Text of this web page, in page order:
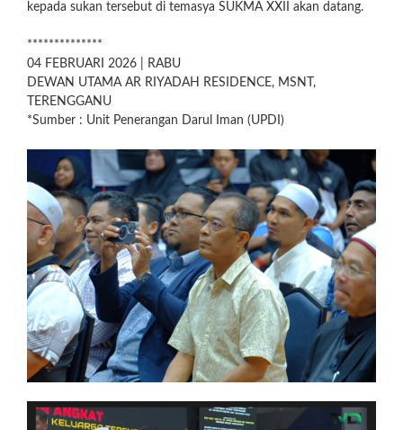
kepada sukan tersebut di temasya SUKMA XXII akan datang.
**************
04 FEBRUARI 2026 | RABU
DEWAN UTAMA AR RIYADAH RESIDENCE, MSNT,
TERENGGANU
*Sumber : Unit Penerangan Darul Iman (UPDI)